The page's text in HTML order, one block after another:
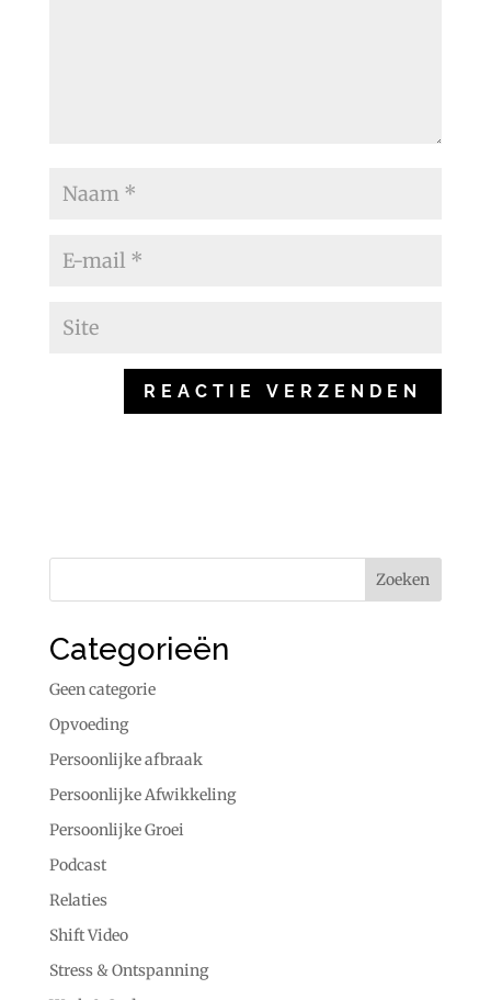
Categorieën
Geen categorie
Opvoeding
Persoonlijke afbraak
Persoonlijke Afwikkeling
Persoonlijke Groei
Podcast
Relaties
Shift Video
Stress & Ontspanning